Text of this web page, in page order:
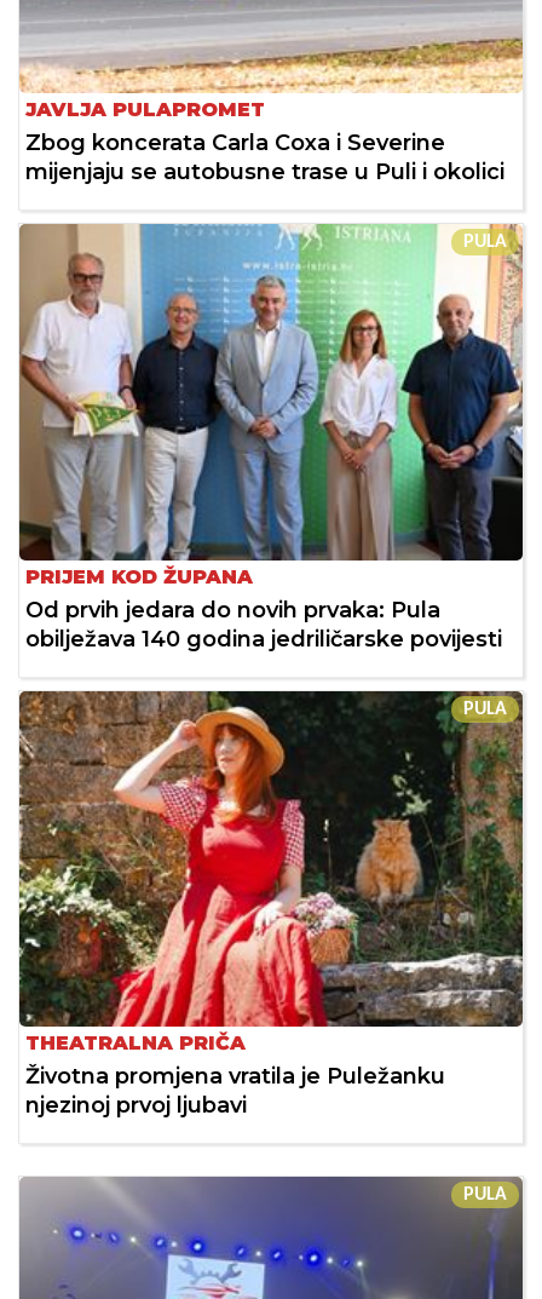
JAVLJA PULAPROMET
Zbog koncerata Carla Coxa i Severine
mijenjaju se autobusne trase u Puli i okolici
PULA
PRIJEM KOD ŽUPANA
Od prvih jedara do novih prvaka: Pula
obilježava 140 godina jedriličarske povijesti
PULA
THEATRALNA PRIČA
Životna promjena vratila je Puležanku
njezinoj prvoj ljubavi
PULA